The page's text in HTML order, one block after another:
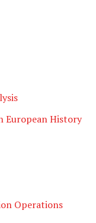
European History
Operations